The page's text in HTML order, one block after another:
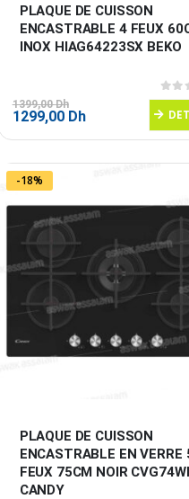
PLAQUE DE CUISSON
ENCASTRABLE 4 FEUX
INOX HIAG64223SX BEKO
0sur
1399,00Dh
Le
initial
était :
1399,00 Dh.
1299,00 DhLe
actuel
est :
-18%
PLAQUE DE CUISSON
ENCASTRABLE EN VERRE
FEUX 75CM NOIR
CANDY